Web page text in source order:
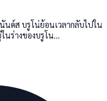
ด์ส บรูโน่ย้อนเวลากลับไปใน
นร่างของบรูโน...